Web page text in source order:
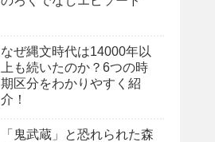
なぜ縄文時代は14000年以
上も続いたのか？6つの時
期区分をわかりやすく紹
介！
「鬼武蔵」と恐れられた森